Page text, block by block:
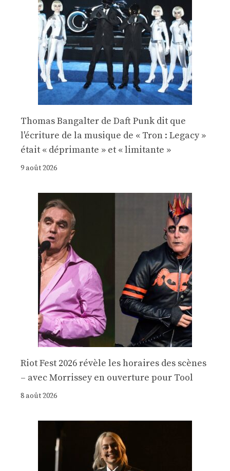
Thomas Bangalter de Daft Punk dit que
l'écriture de la musique de « Tron : Legacy »
était « déprimante » et « limitante »
9 août 2026
Riot Fest 2026 révèle les horaires des scènes
– avec Morrissey en ouverture pour Tool
8 août 2026